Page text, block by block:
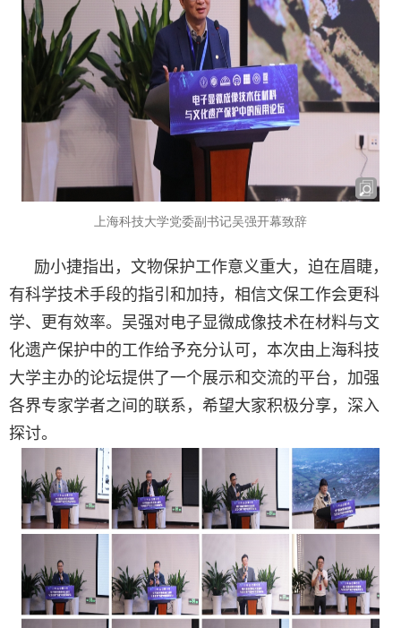
上海科技大学党委副书记吴强开幕致辞
励小捷指出，文物保护工作意义重大，迫在眉睫，
有科学技术手段的指引和加持，相信文保工作会更科
学、更有效率。吴强对电子显微成像技术在材料与文
化遗产保护中的工作给予充分认可，本次由上海科技
大学主办的论坛提供了一个展示和交流的平台，加强
各界专家学者之间的联系，希望大家积极分享，深入
探讨。